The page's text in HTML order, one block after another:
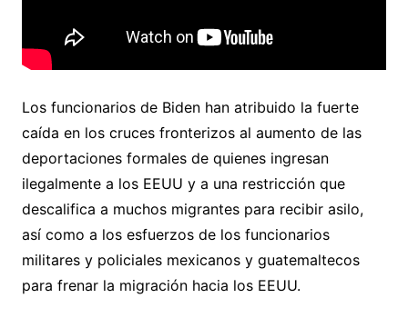
Los funcionarios de Biden han atribuido la fuerte
caída en los cruces fronterizos al aumento de las
deportaciones formales de quienes ingresan
ilegalmente a los EEUU y a una restricción que
descalifica a muchos migrantes para recibir asilo,
así como a los esfuerzos de los funcionarios
militares y policiales mexicanos y guatemaltecos
para frenar la migración hacia los EEUU.